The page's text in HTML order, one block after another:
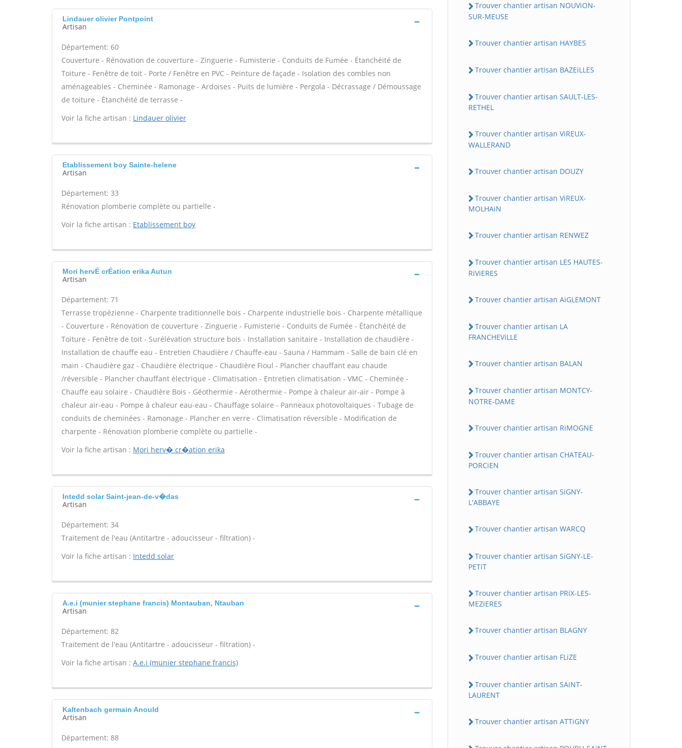
Lindauer olivier Pontpoint
Artisan
Département: 60
Couverture - Rénovation de couverture - Zinguerie - Fumisterie - Conduits de Fumée - Étanchéité de
Toiture - Fenêtre de toit - Porte / Fenêtre en PVC - Peinture de façade - Isolation des combles non
aménageables - Cheminée - Ramonage - Ardoises - Puits de lumière - Pergola - Décrassage / Démoussage
de toiture - Étanchéité de terrasse -
Voir la fiche artisan : Lindauer olivier
Etablissement boy Sainte-helene
Artisan
Département: 33
Rénovation plomberie complète ou partielle -
Voir la fiche artisan : Etablissement boy
Mori hervÉ crÉation erika Autun
Artisan
Département: 71
Terrasse tropézienne - Charpente traditionnelle bois - Charpente industrielle bois - Charpente métallique
- Couverture - Rénovation de couverture - Zinguerie - Fumisterie - Conduits de Fumée - Étanchéité de
Toiture - Fenêtre de toit - Surélévation structure bois - Installation sanitaire - Installation de chaudière -
Installation de chauffe eau - Entretien Chaudière / Chauffe-eau - Sauna / Hammam - Salle de bain clé en
main - Chaudière gaz - Chaudière électrique - Chaudière Fioul - Plancher chauffant eau chaude
/réversible - Plancher chauffant électrique - Climatisation - Entretien climatisation - VMC - Cheminée -
Chauffe eau solaire - Chaudière Bois - Géothermie - Aérothermie - Pompe à chaleur air-air - Pompe à
chaleur air-eau - Pompe à chaleur eau-eau - Chauffage solaire - Panneaux photovoltaïques - Tubage de
conduits de cheminées - Ramonage - Plancher en verre - Climatisation réversible - Modification de
charpente - Rénovation plomberie complète ou partielle -
Voir la fiche artisan : Mori herv� cr�ation erika
Intedd solar Saint-jean-de-v�das
Artisan
Département: 34
Traitement de l'eau (Antitartre - adoucisseur - filtration) -
Voir la fiche artisan : Intedd solar
A.e.i (munier stephane francis) Montauban, Ntauban
Artisan
Département: 82
Traitement de l'eau (Antitartre - adoucisseur - filtration) -
Voir la fiche artisan : A.e.i (munier stephane francis)
Kaltenbach germain Anould
Artisan
Département: 88
Trouver chantier artisan NOUViON-
SUR-MEUSE
Trouver chantier artisan HAYBES
Trouver chantier artisan BAZEiLLES
Trouver chantier artisan SAULT-LES-
RETHEL
Trouver chantier artisan ViREUX-
WALLERAND
Trouver chantier artisan DOUZY
Trouver chantier artisan ViREUX-
MOLHAiN
Trouver chantier artisan RENWEZ
Trouver chantier artisan LES HAUTES-
RiViERES
Trouver chantier artisan AiGLEMONT
Trouver chantier artisan LA
FRANCHEViLLE
Trouver chantier artisan BALAN
Trouver chantier artisan MONTCY-
NOTRE-DAME
Trouver chantier artisan RiMOGNE
Trouver chantier artisan CHATEAU-
PORCiEN
Trouver chantier artisan SiGNY-
L'ABBAYE
Trouver chantier artisan WARCQ
Trouver chantier artisan SiGNY-LE-
PETiT
Trouver chantier artisan PRiX-LES-
MEZiERES
Trouver chantier artisan BLAGNY
Trouver chantier artisan FLiZE
Trouver chantier artisan SAiNT-
LAURENT
Trouver chantier artisan ATTiGNY